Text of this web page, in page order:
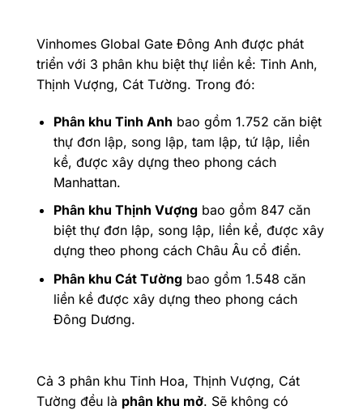
Vinhomes Global Gate Đông Anh được phát
triển với 3 phân khu biệt thự liền kề: Tinh Anh,
Thịnh Vượng, Cát Tường. Trong đó:
Phân khu Tinh Anh bao gồm 1.752 căn biệt
thự đơn lập, song lập, tam lập, tứ lập, liền
kề, được xây dựng theo phong cách
Manhattan.
Phân khu Thịnh Vượngbao gồm 847 căn
biệt thự đơn lập, song lập, liền kề, được xây
dựng theo phong cách Châu Âu cổ điển.
Phân khu Cát Tườngbao gồm 1.548 căn
liền kề được xây dựng theo phong cách
Đông Dương.
Cả 3 phân khu Tinh Hoa, Thịnh Vượng, Cát
Tường đều là phân khu mở. Sẽ không có